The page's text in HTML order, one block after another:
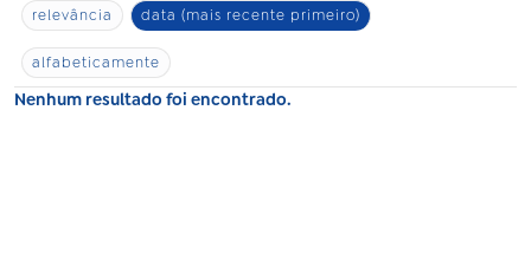
relevância data (mais recente primeiro)
alfabeticamente
Nenhum resultado foi encontrado.